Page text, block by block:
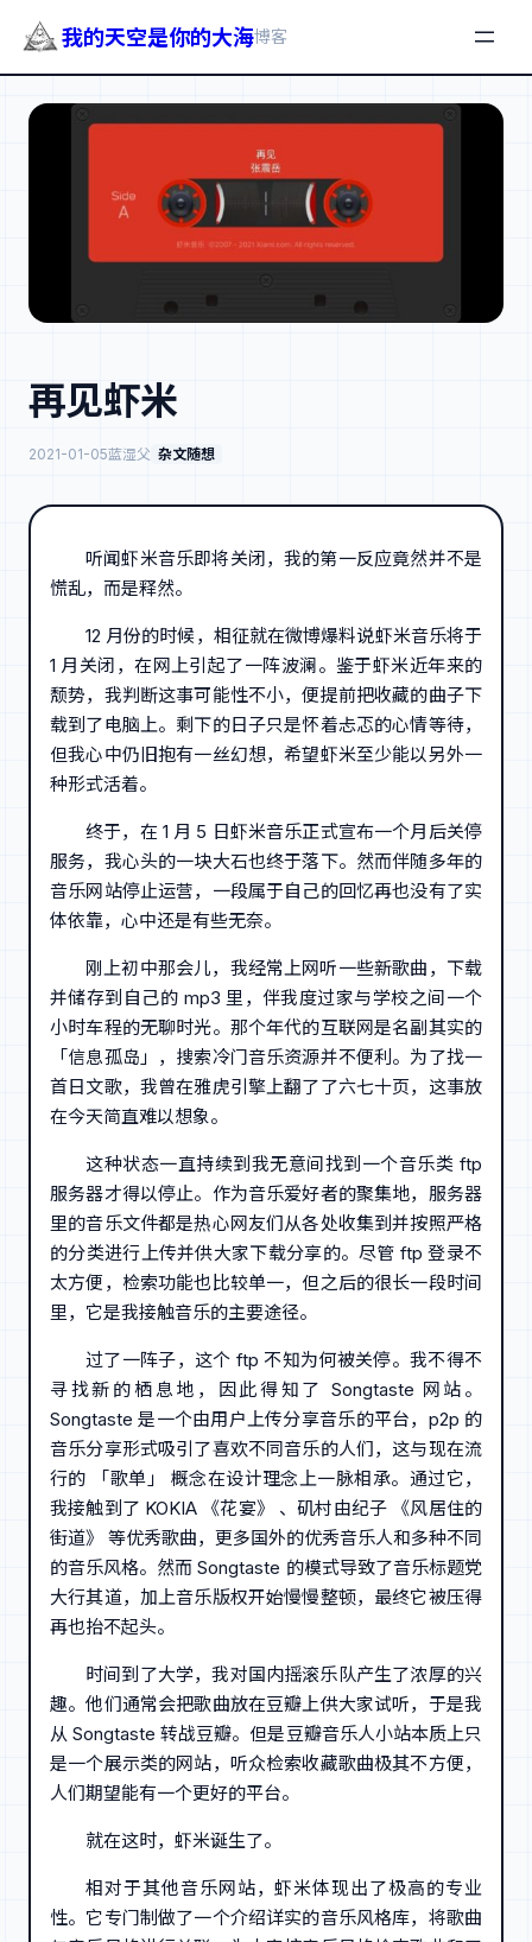
我的天空是你的大海博客
再见虾米
2021-01-05蓝湿父 杂文随想
听闻虾米音乐即将关闭，我的第一反应竟然并不是
慌乱，而是释然。
12 月份的时候，相征就在微博爆料说虾米音乐将于
1 月关闭，在网上引起了一阵波澜。鉴于虾米近年来的
颓势，我判断这事可能性不小，便提前把收藏的曲子下
载到了电脑上。剩下的日子只是怀着忐忑的心情等待，
但我心中仍旧抱有一丝幻想，希望虾米至少能以另外一
种形式活着。
终于，在 1 月 5 日虾米音乐正式宣布一个月后关停
服务，我心头的一块大石也终于落下。然而伴随多年的
音乐网站停止运营，一段属于自己的回忆再也没有了实
体依靠，心中还是有些无奈。
刚上初中那会儿，我经常上网听一些新歌曲，下载
并储存到自己的 mp3 里，伴我度过家与学校之间一个
小时车程的无聊时光。那个年代的互联网是名副其实的
「信息孤岛」，搜索冷门音乐资源并不便利。为了找一
首日文歌，我曾在雅虎引擎上翻了了六七十页，这事放
在今天简直难以想象。
这种状态一直持续到我无意间找到一个音乐类 ftp
服务器才得以停止。作为音乐爱好者的聚集地，服务器
里的音乐文件都是热心网友们从各处收集到并按照严格
的分类进行上传并供大家下载分享的。尽管 ftp 登录不
太方便，检索功能也比较单一，但之后的很长一段时间
里，它是我接触音乐的主要途径。
过了一阵子，这个 ftp 不知为何被关停。我不得不
寻找新的栖息地，因此得知了 Songtaste 网站。
Songtaste 是一个由用户上传分享音乐的平台，p2p 的
音乐分享形式吸引了喜欢不同音乐的人们，这与现在流
行的 「歌单」 概念在设计理念上一脉相承。通过它，
我接触到了 KOKIA 《花宴》 、矶村由纪子 《风居住的
街道》 等优秀歌曲，更多国外的优秀音乐人和多种不同
的音乐风格。然而 Songtaste 的模式导致了音乐标题党
大行其道，加上音乐版权开始慢慢整顿，最终它被压得
再也抬不起头。
时间到了大学，我对国内摇滚乐队产生了浓厚的兴
趣。他们通常会把歌曲放在豆瓣上供大家试听，于是我
从 Songtaste 转战豆瓣。但是豆瓣音乐人小站本质上只
是一个展示类的网站，听众检索收藏歌曲极其不方便，
人们期望能有一个更好的平台。
就在这时，虾米诞生了。
相对于其他音乐网站，虾米体现出了极高的专业
性。它专门制做了一个介绍详实的音乐风格库，将歌曲